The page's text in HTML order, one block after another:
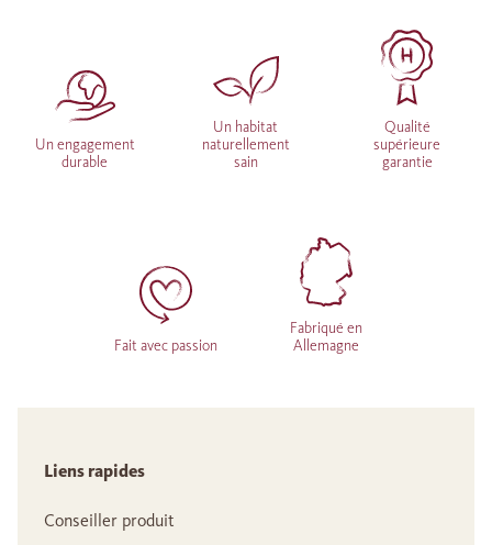
Un engagement
durable
Un habitat
naturellement
sain
Qualité
supérieure
garantie
Fait avec passion
Fabriqué en
Allemagne
Liens rapides
Conseiller produit